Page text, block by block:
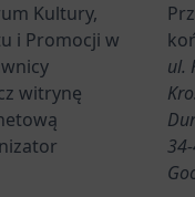
Kultury,
i Promocji w
witrynę
ul.